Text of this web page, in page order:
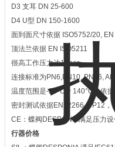
D3 支耳 DN 25-600
D4 U型 DN 150-1600
面到面尺寸依据 ISO5752/20,
顶法兰依据 EN ISO5211
很高工作压力达16bar
连接标准为PN6,PN10, PN16,
温度范围是-20°C ~ 140°C，依
密封测试依据EN12266-1/P12，
CE：蝶阀DESPONIA满足压力
行器价格